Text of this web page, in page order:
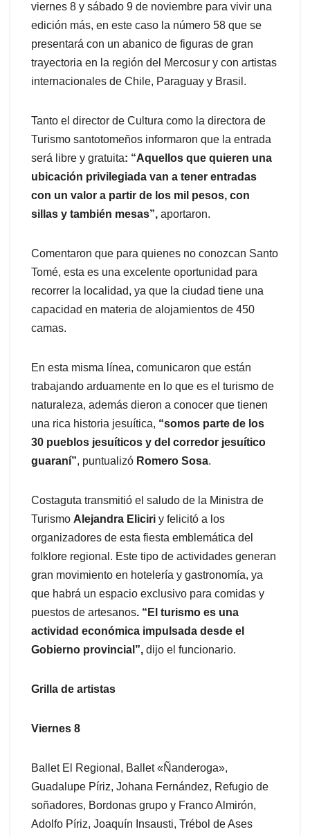
viernes 8 y sábado 9 de noviembre para vivir una
edición más, en este caso la número 58 que se
presentará con un abanico de figuras de gran
trayectoria en la región del Mercosur y con artistas
internacionales de Chile, Paraguay y Brasil.
Tanto el director de Cultura como la directora de
Turismo santotomeños informaron que la entrada
será libre y gratuita: “Aquellos que quieren una
ubicación privilegiada van a tener entradas
con un valor a partir de los mil pesos, con
sillas y también mesas”, aportaron.
Comentaron que para quienes no conozcan Santo
Tomé, esta es una excelente oportunidad para
recorrer la localidad, ya que la ciudad tiene una
capacidad en materia de alojamientos de 450
camas.
En esta misma línea, comunicaron que están
trabajando arduamente en lo que es el turismo de
naturaleza, además dieron a conocer que tienen
una rica historia jesuítica, “somos parte de los
30 pueblos jesuíticos y del corredor jesuítico
guaraní”, puntualizó Romero Sosa.
Costaguta transmitió el saludo de la Ministra de
Turismo Alejandra Eliciri y felicitó a los
organizadores de esta fiesta emblemática del
folklore regional. Este tipo de actividades generan
gran movimiento en hotelería y gastronomía, ya
que habrá un espacio exclusivo para comidas y
puestos de artesanos. “El turismo es una
actividad económica impulsada desde el
Gobierno provincial”, dijo el funcionario.
Grilla de artistas
Viernes 8
Ballet El Regional, Ballet «Ñanderoga»,
Guadalupe Píriz, Johana Fernández, Refugio de
soñadores, Bordonas grupo y Franco Almirón,
Adolfo Píriz, Joaquín Insausti, Trébol de Ases